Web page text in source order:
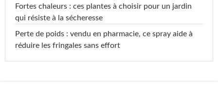
Fortes chaleurs : ces plantes à choisir pour un jardin
qui résiste à la sécheresse
Perte de poids : vendu en pharmacie, ce spray aide à
réduire les fringales sans effort